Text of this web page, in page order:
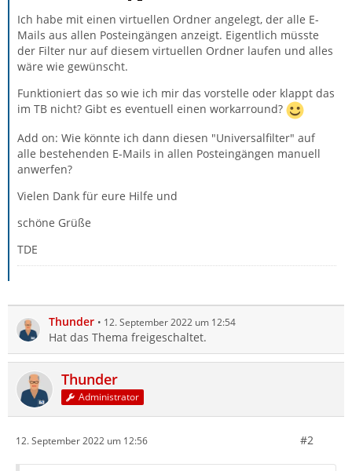
Ich habe mit einen virtuellen Ordner angelegt, der alle E-
Mails aus allen Posteingängen anzeigt. Eigentlich müsste
der Filter nur auf diesem virtuellen Ordner laufen und alles
wäre wie gewünscht.
Funktioniert das so wie ich mir das vorstelle oder klappt das
im TB nicht? Gibt es eventuell einen workarround?
Add on: Wie könnte ich dann diesen "Universalfilter" auf
alle bestehenden E-Mails in allen Posteingängen manuell
anwerfen?
Vielen Dank für eure Hilfe und
schöne Grüße
TDE
Thunder 12. September 2022 um 12:54
Hat das Thema freigeschaltet.
Thunder
Administrator
12. September 2022 um 12:56 #2